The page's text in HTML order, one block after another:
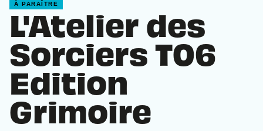
À PARAÎTRE
L'Atelier des
Sorciers T06
Edition
Grimoire